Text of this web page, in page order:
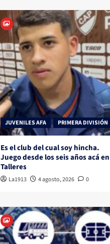
JUVENILES AFA PRIMERA DIVISIÓN
Es el club del cual soy hincha.
Juego desde los seis años acá en
Talleres
La1913 4 agosto, 2026 0